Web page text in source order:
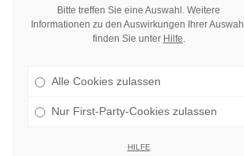
Bitte treffen Sie eine Auswahl. Weitere
Informationen zu den Auswirkungen Ihrer Auswahl
finden Sie unter Hilfe.
Alle Cookies zulassen
Nur First-Party-Cookies zulassen
HILFE